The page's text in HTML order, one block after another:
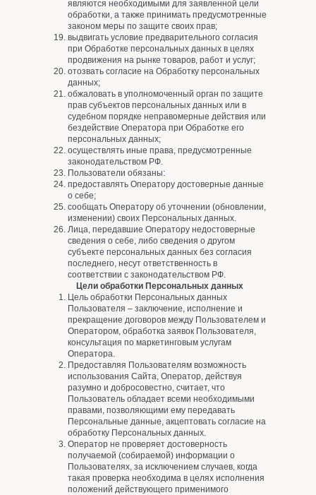
являются необходимыми для заявленной цели
обработки, а также принимать предусмотренные
законом меры по защите своих прав;
выдвигать условие предварительного согласия
при Обработке персональных данных в целях
продвижения на рынке товаров, работ и услуг;
отозвать согласие на Обработку персональных
данных;
обжаловать в уполномоченный орган по защите
прав субъектов персональных данных или в
судебном порядке неправомерные действия или
бездействие Оператора при Обработке его
персональных данных;
осуществлять иные права, предусмотренные
законодательством РФ.
Пользователи обязаны:
предоставлять Оператору достоверные данные
о себе;
сообщать Оператору об уточнении (обновлении,
изменении) своих Персональных данных.
Лица, передавшие Оператору недостоверные
сведения о себе, либо сведения о другом
субъекте персональных данных без согласия
последнего, несут ответственность в
соответствии с законодательством РФ.
Цели обработки Персональных данных
Цель обработки Персональных данных
Пользователя – заключение, исполнение и
прекращение договоров между Пользователем и
Оператором, обработка заявок Пользователя,
консультация по маркетинговым услугам
Оператора.
Предоставляя Пользователям возможность
использования Сайта, Оператор, действуя
разумно и добросовестно, считает, что
Пользователь обладает всеми необходимыми
правами, позволяющими ему передавать
Персональные данные, акцептовать согласие на
обработку Персональных данных.
Оператор не проверяет достоверность
получаемой (собираемой) информации о
Пользователях, за исключением случаев, когда
такая проверка необходима в целях исполнения
положений действующего применимого